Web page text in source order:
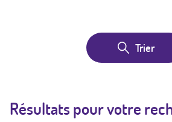
Résultats pour votre